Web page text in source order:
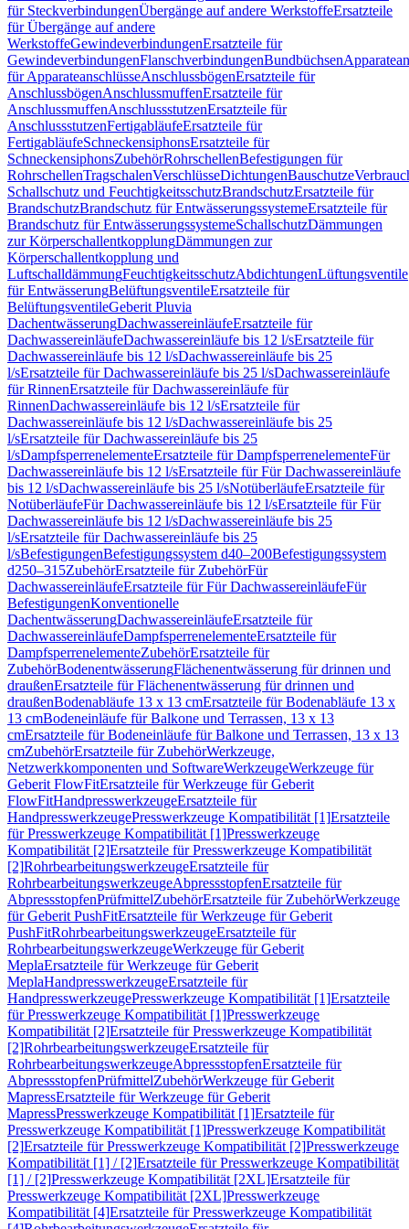
für SteckverbindungenÜbergänge auf andere WerkstoffeErsatzteile
für Übergänge auf andere
WerkstoffeGewindeverbindungenErsatzteile für
GewindeverbindungenFlanschverbindungenBundbüchsen
für ApparateanschlüsseAnschlussbögenErsatzteile für
AnschlussbögenAnschlussmuffenErsatzteile für
AnschlussmuffenAnschlussstutzenErsatzteile für
AnschlussstutzenFertigabläufeErsatzteile für
FertigabläufeSchneckensiphonsErsatzteile für
SchneckensiphonsZubehörRohrschellenBefestigungen für
RohrschellenTragschalenVerschlüsseDichtungenBauschutze
Schallschutz und FeuchtigkeitsschutzBrandschutzErsatzteile für
BrandschutzBrandschutz für EntwässerungssystemeErsatzteile für
Brandschutz für EntwässerungssystemeSchallschutzDämmungen
zur KörperschallentkopplungDämmungen zur
Körperschallentkopplung und
LuftschalldämmungFeuchtigkeitsschutzAbdichtungenLüftungsventile
für EntwässerungBelüftungsventileErsatzteile für
BelüftungsventileGeberit Pluvia
DachentwässerungDachwassereinläufeErsatzteile für
DachwassereinläufeDachwassereinläufe bis 12 l/sErsatzteile für
Dachwassereinläufe bis 12 l/sDachwassereinläufe bis 25
l/sErsatzteile für Dachwassereinläufe bis 25 l/sDachwassereinläufe
für RinnenErsatzteile für Dachwassereinläufe für
RinnenDachwassereinläufe bis 12 l/sErsatzteile für
Dachwassereinläufe bis 12 l/sDachwassereinläufe bis 25
l/sErsatzteile für Dachwassereinläufe bis 25
l/sDampfsperrenelementeErsatzteile für DampfsperrenelementeFür
Dachwassereinläufe bis 12 l/sErsatzteile für Für Dachwassereinläufe
bis 12 l/sDachwassereinläufe bis 25 l/sNotüberläufeErsatzteile für
NotüberläufeFür Dachwassereinläufe bis 12 l/sErsatzteile für Für
Dachwassereinläufe bis 12 l/sDachwassereinläufe bis 25
l/sErsatzteile für Dachwassereinläufe bis 25
l/sBefestigungenBefestigungssystem d40–200Befestigungssystem
d250–315ZubehörErsatzteile für ZubehörFür
DachwassereinläufeErsatzteile für Für DachwassereinläufeFür
BefestigungenKonventionelle
DachentwässerungDachwassereinläufeErsatzteile für
DachwassereinläufeDampfsperrenelementeErsatzteile für
DampfsperrenelementeZubehörErsatzteile für
ZubehörBodenentwässerungFlächenentwässerung für drinnen und
draußenErsatzteile für Flächenentwässerung für drinnen und
draußenBodenabläufe 13 x 13 cmErsatzteile für Bodenabläufe 13 x
13 cmBodeneinläufe für Balkone und Terrassen, 13 x 13
cmErsatzteile für Bodeneinläufe für Balkone und Terrassen, 13 x 13
cmZubehörErsatzteile für ZubehörWerkzeuge,
Netzwerkkomponenten und SoftwareWerkzeugeWerkzeuge für
Geberit FlowFitErsatzteile für Werkzeuge für Geberit
FlowFitHandpresswerkzeugeErsatzteile für
HandpresswerkzeugePresswerkzeuge Kompatibilität [1]Ersatzteile
für Presswerkzeuge Kompatibilität [1]Presswerkzeuge
Kompatibilität [2]Ersatzteile für Presswerkzeuge Kompatibilität
[2]RohrbearbeitungswerkzeugeErsatzteile für
RohrbearbeitungswerkzeugeAbpressstopfenErsatzteile für
AbpressstopfenPrüfmittelZubehörErsatzteile für ZubehörWerkzeuge
für Geberit PushFitErsatzteile für Werkzeuge für Geberit
PushFitRohrbearbeitungswerkzeugeErsatzteile für
RohrbearbeitungswerkzeugeWerkzeuge für Geberit
MeplaErsatzteile für Werkzeuge für Geberit
MeplaHandpresswerkzeugeErsatzteile für
HandpresswerkzeugePresswerkzeuge Kompatibilität [1]Ersatzteile
für Presswerkzeuge Kompatibilität [1]Presswerkzeuge
Kompatibilität [2]Ersatzteile für Presswerkzeuge Kompatibilität
[2]RohrbearbeitungswerkzeugeErsatzteile für
RohrbearbeitungswerkzeugeAbpressstopfenErsatzteile für
AbpressstopfenPrüfmittelZubehörWerkzeuge für Geberit
MapressErsatzteile für Werkzeuge für Geberit
MapressPresswerkzeuge Kompatibilität [1]Ersatzteile für
Presswerkzeuge Kompatibilität [1]Presswerkzeuge Kompatibilität
[2]Ersatzteile für Presswerkzeuge Kompatibilität [2]Presswerkzeuge
Kompatibilität [1] / [2]Ersatzteile für Presswerkzeuge Kompatibilität
[1] / [2]Presswerkzeuge Kompatibilität [2XL]Ersatzteile für
Presswerkzeuge Kompatibilität [2XL]Presswerkzeuge
Kompatibilität [4]Ersatzteile für Presswerkzeuge Kompatibilität